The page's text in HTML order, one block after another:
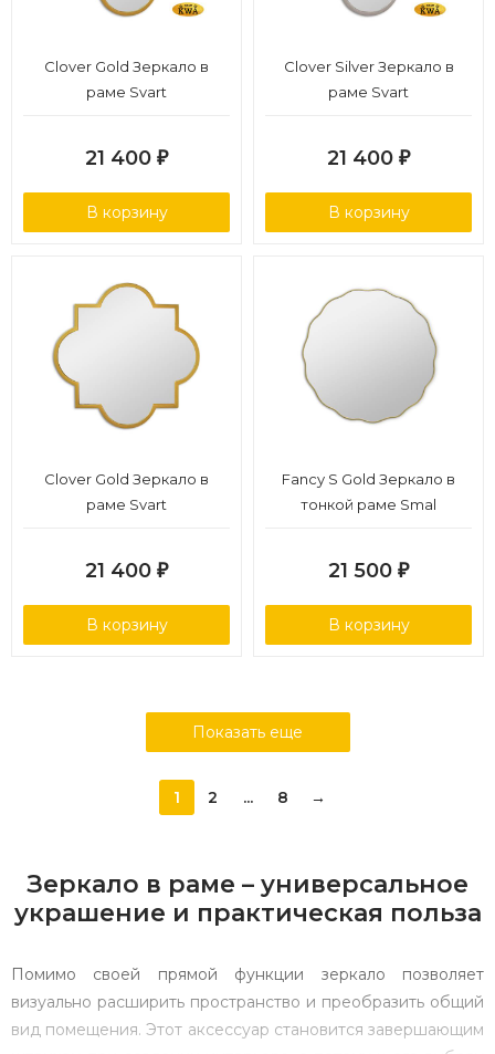
Clover Gold Зеркало в
раме Svart
21 400 ₽
В корзину
Clover Silver Зеркало в
раме Svart
21 400 ₽
В корзину
Clover Gold Зеркало в
раме Svart
21 400 ₽
В корзину
Fancy S Gold Зеркало в
тонкой раме Smal
21 500 ₽
В корзину
Показать еще
1 2 ... 8 →
Зеркало в раме – универсальное
украшение и практическая польза
Помимо своей прямой функции зеркало позволяет
визуально расширить пространство и преобразить общий
вид помещения. Этот аксессуар становится завершающим